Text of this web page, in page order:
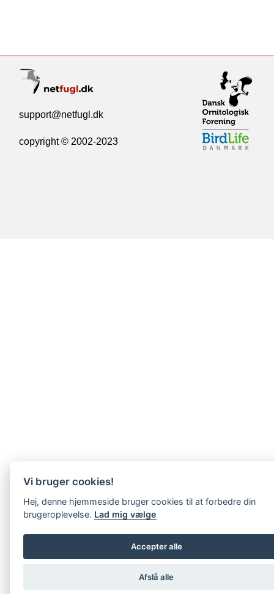
support@netfugl.dk
copyright © 2002-2023
Vi bruger cookies!
Hej, denne hjemmeside bruger cookies til at forbedre din
brugeroplevelse. Lad mig vælge
Accepter alle
Afslå alle